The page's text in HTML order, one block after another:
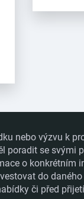
nebo výzvu k
se
o
do
či před